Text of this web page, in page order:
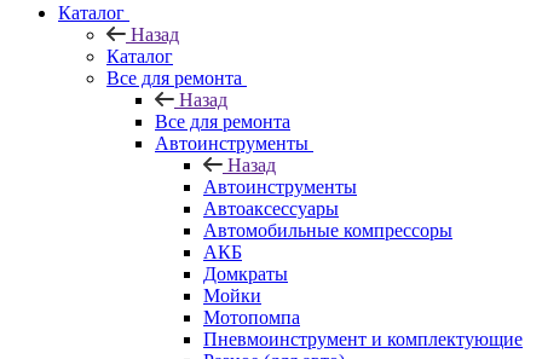
Каталог
Назад
Каталог
Все для ремонта
Назад
Все для ремонта
Автоинструменты
Назад
Автоинструменты
Автоаксессуары
Автомобильные компрессоры
АКБ
Домкраты
Мойки
Мотопомпа
Пневмоинструмент и комплектующие